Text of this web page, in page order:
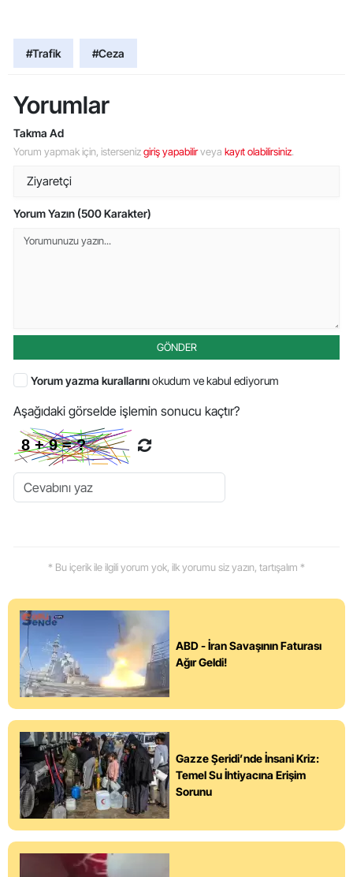
#Trafik #Ceza
Yorumlar
Takma Ad
Yorum yapmak için, istersenizgiriş yapabilirveya kayıt olabilirsiniz.
Yorum Yazın (500 Karakter)
GÖNDER
Yorum yazma kurallarınıokudum ve kabul ediyorum
Aşağıdaki görselde işlemin sonucu kaçtır?
* Bu içerik ile ilgili yorum yok, ilk yorumu siz yazın, tartışalım *
ABD - İran Savaşının Faturası
Ağır Geldi!
Gazze Şeridi’nde İnsani Kriz:
Temel Su İhtiyacına Erişim
Sorunu